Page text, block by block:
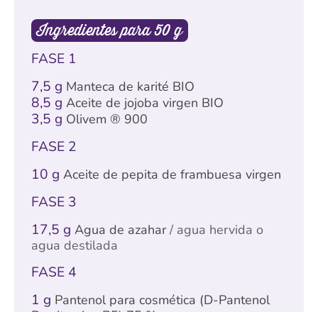
Ingredientes para 50 g
FASE 1
7,5 g Manteca de karité BIO
8,5 g Aceite de jojoba virgen BIO
3,5 g Olivem ® 900
FASE 2
10 g Aceite de pepita de frambuesa virgen
FASE 3
17,5 g Agua de azahar/ agua hervida o
agua destilada
FASE 4
1 g Pantenol para cosmética (D-Pantenol